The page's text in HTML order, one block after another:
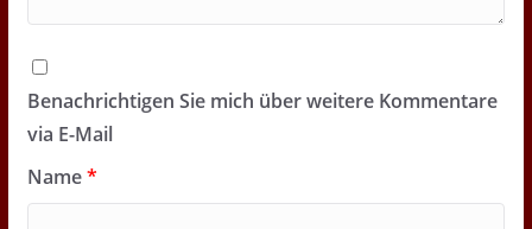
Benachrichtigen Sie mich über weitere Kommentare
via E-Mail
Name*